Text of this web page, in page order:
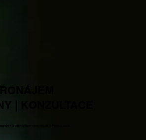
| KONZULTACE
a pronájmem nemovitostí v Praze a okolí.